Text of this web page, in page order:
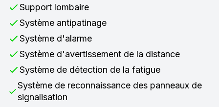
Support lombaire
Système antipatinage
Système d'alarme
Système d'avertissement de la distance
Système de détection de la fatigue
Système de reconnaissance des panneaux de
signalisation